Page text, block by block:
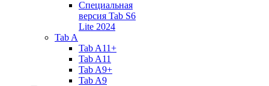
Специальная
версия Tab S6
Lite 2024
Tab A
Tab A11+
Tab A11
Tab A9+
Tab A9